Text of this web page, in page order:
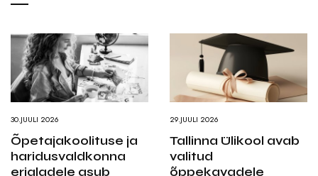
30.JUULI 2026
Õpetajakoolituse ja
haridusvaldkonna
erialadele asub
29.JUULI 2026
Tallinna Ülikool avab
valitud
õppekavadele